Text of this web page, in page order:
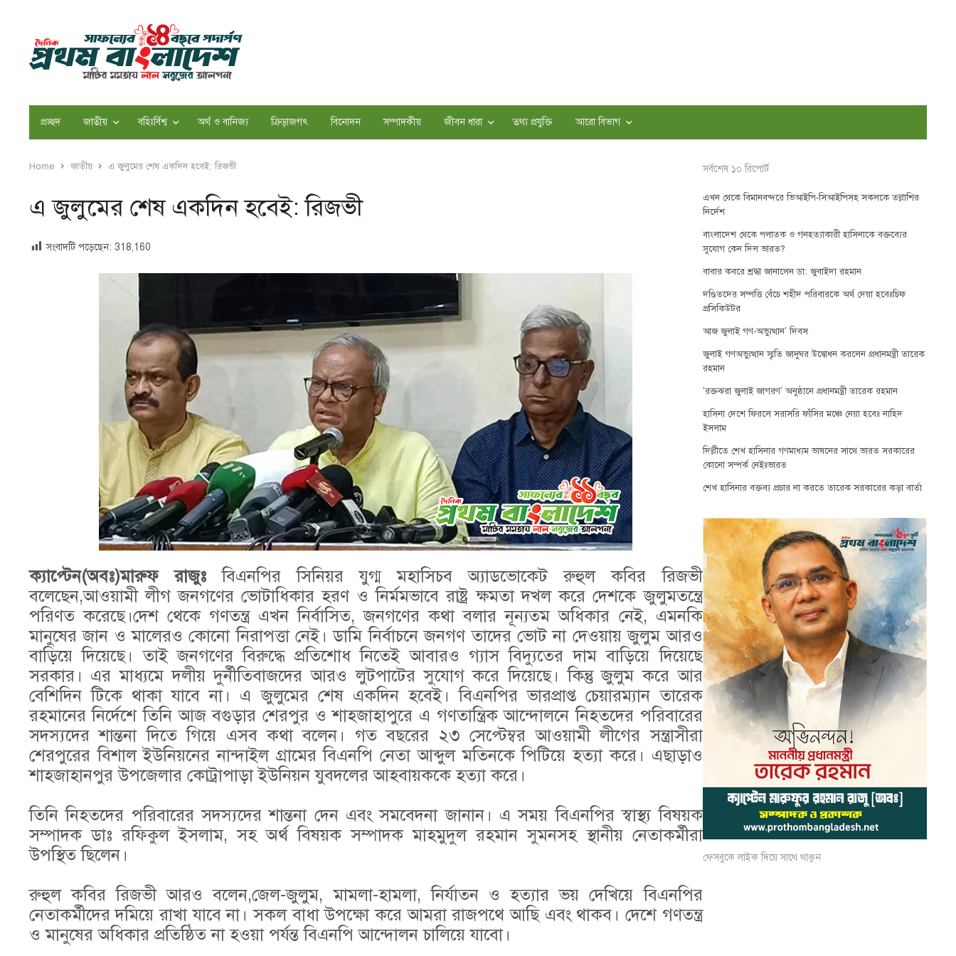
প্রচ্ছদ জাতীয় বহিঃর্বিশ্ব অর্থ ও বানিজ্য ক্রিড়াজগৎ বিনোদন সম্পাদকীয় জীবন ধারা তথ্য প্রযুক্তি আরো বিভাগ
Home জাতীয় এ জুলুমের শেষ একদিন হবেই: রিজভী
এ জুলুমের শেষ একদিন হবেই: রিজভী
সংবাদটি পড়েছেন: 318,160
ক্যাপ্টেন(অবঃ)মারুফ রাজুঃবিএনপির সিনিয়র যুগ্ম মহাসিচব অ্যাডভোকেট রুহুল কবির রিজভী
বলেছেন,আওয়ামী লীগ জনগণের ভোটাধিকার হরণ ও নির্মমভাবে রাষ্ট্র ক্ষমতা দখল করে দেশকে জুলুমতন্ত্রে
পরিণত করেছে।দেশ থেকে গণতন্ত্র এখন নির্বাসিত, জনগণের কথা বলার নূন্যতম অধিকার নেই, এমনকি
মানুষের জান ও মালেরও কোনো নিরাপত্তা নেই। ডামি নির্বাচনে জনগণ তাদের ভোট না দেওয়ায় জুলুম আরও
বাড়িয়ে দিয়েছে। তাই জনগণের বিরুদ্ধে প্রতিশোধ নিতেই আবারও গ্যাস বিদ্যুতের দাম বাড়িয়ে দিয়েছে
সরকার। এর মাধ্যমে দলীয় দুর্নীতিবাজদের আরও লুটপাটের সুযোগ করে দিয়েছে। কিন্তু জুলুম করে আর
বেশিদিন টিকে থাকা যাবে না। এ জুলুমের শেষ একদিন হবেই। বিএনপির ভারপ্রাপ্ত চেয়ারম্যান তারেক
রহমানের নির্দেশে তিনি আজ বগুড়ার শেরপুর ও শাহজাহাপুরে এ গণতান্ত্রিক আন্দোলনে নিহতদের পরিবারের
সদস্যদের শান্তনা দিতে গিয়ে এসব কথা বলেন। গত বছরের ২৩ সেপ্টেম্বর আওয়ামী লীগের সন্ত্রাসীরা
শেরপুরের বিশাল ইউনিয়নের নান্দাইল গ্রামের বিএনপি নেতা আব্দুল মতিনকে পিটিয়ে হত্যা করে। এছাড়াও
শাহজাহানপুর উপজেলার কোট্রাপাড়া ইউনিয়ন যুবদলের আহবায়ককে হত্যা করে।
তিনি নিহতদের পরিবারের সদস্যদের শান্তনা দেন এবং সমবেদনা জানান। এ সময় বিএনপির স্বাস্থ্য বিষয়ক
সম্পাদক ডাঃ রফিকুল ইসলাম, সহ অর্থ বিষয়ক সম্পাদক মাহমুদুল রহমান সুমনসহ স্থানীয় নেতাকর্মীরা
উপস্থিত ছিলেন।
রুহুল কবির রিজভী আরও বলেন,জেল-জুলুম, মামলা-হামলা, নির্যাতন ও হত্যার ভয় দেখিয়ে বিএনপির
নেতাকর্মীদের দমিয়ে রাখা যাবে না। সকল বাধা উপক্ষো করে আমরা রাজপথে আছি এবং থাকব। দেশে গণতন্ত্র
ও মানুষের অধিকার প্রতিষ্ঠিত না হওয়া পর্যন্ত বিএনপি আন্দোলন চালিয়ে যাবো।
সর্বশেষ ১০ রিপোর্ট
এখন থেকে বিমানবন্দরে ভিআইপি-সিআইপিসহ সকলকে তল্লাশির
নির্দেশ
বাংলাদেশ থেকে পলাতক ও গনহত্যাকারী হাসিনাকে বক্তব্যের
সুযোগ কেন দিল ভারত?
বাবার কবরে শ্রদ্ধা জানালেন ডা: জুবাইদা রহমান
দণ্ডিতদের সম্পত্তি বেঁচে শহীদ পরিবারকে অর্থ দেয়া হবেঃচিফ
প্রসিকিউটর
আজ জুলাই গণ-অভ্যুত্থান’ দিবস
জুলাই গণঅভ্যুত্থান স্মৃতি জাদুঘর উদ্বোধন করলেন প্রধানমন্ত্রী তারেক
রহমান
‘রক্তঝরা জুলাই জাগরণ’ অনুষ্ঠানে প্রধানমন্ত্রী তারেক রহমান
হাসিনা দেশে ফিরলে সরাসরি ফাঁসির মঞ্চে নেয়া হবেঃ নাহিদ
ইসলাম
দিল্লীতে শেখ হাসিনার গণমাধ্যম ভাষনের সাথে ভারত সরকারের
কোনো সম্পর্ক নেইঃভারত
শেখ হাসিনার বক্তব্য প্রচার না করতে তারেক সরকারের কড়া বার্তা
ফেসবুকে লাইক দিয়ে সাথে থাকুন